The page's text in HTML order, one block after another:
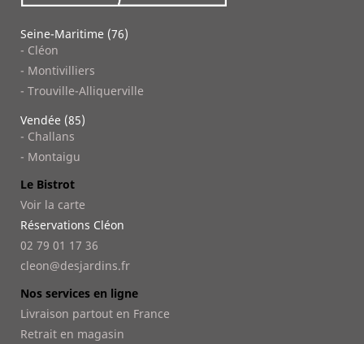
Seine-Maritime (76)
- Cléon
- Montivilliers
- Trouville-Alliquerville
Vendée (85)
- Challans
- Montaigu
Le Bistrot
Voir la carte
Réservations Cléon
02 79 01 17 36
cleon@desjardins.fr
Nos services en ligne
Livraison partout en France
Retrait en magasin